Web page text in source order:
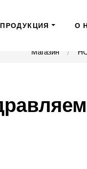
ПРОДУКЦИЯ О
Магазин